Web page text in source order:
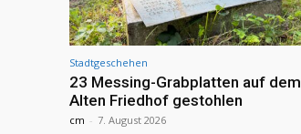
Stadtgeschehen
23 Messing-Grabplatten auf dem
Alten Friedhof gestohlen
cm - 7. August 2026